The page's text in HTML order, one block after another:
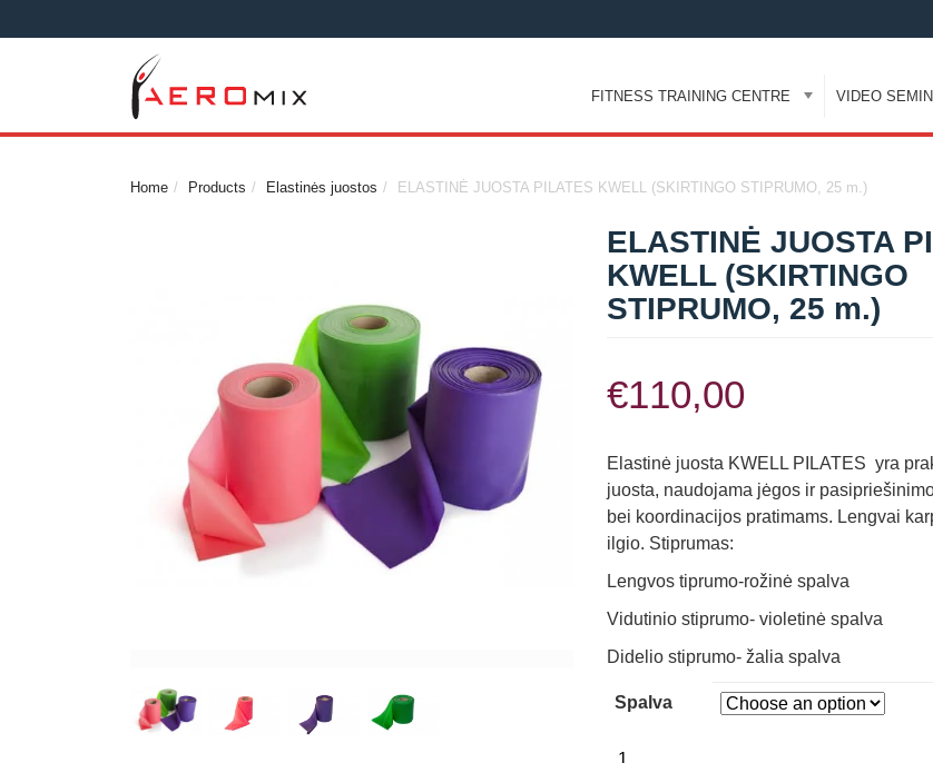
FITNESS TRAINING CENTRE VIDEO
Home Products Elastinės juostos ELASTINĖ JUOSTA PILATES KWELL (SKIRTINGO STIPRUMO, 25 m.)
ELASTINĖ JUOSTA
KWELL (SKIRTINGO
STIPRUMO, 25 m.)
€110,00
Elastinė juosta KWELL PILATES yra
juosta, naudojama jėgos ir
bei koordinacijos pratimams. Lengvai
ilgio. Stiprumas:
Lengvos tiprumo-rožinė spalva
Vidutinio stiprumo- violetinė spalva
Didelio stiprumo- žalia spalva
Spalva
ELASTINĖ